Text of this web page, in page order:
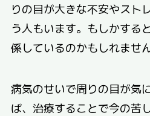
りの目が大きな不安やスト
う人もいます。もしかする
係しているのかもしれません
病気のせいで周りの目が気
ば、治療することで今の苦